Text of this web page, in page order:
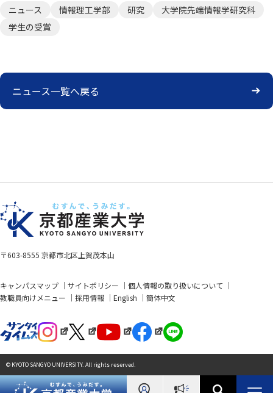
ニュース 情報理工学部 研究
大学院先端情報学研究科
学生の受賞
ニュース一覧へ戻る
〒603-8555 京都市北区上賀茂本山
キャンパスマップ サイトポリシー
個人情報の取り扱いについて
教職員向けメニュー
採用情報 English 簡体中文
© KYOTO SANGYO UNIVERSITY. All rights reserved.